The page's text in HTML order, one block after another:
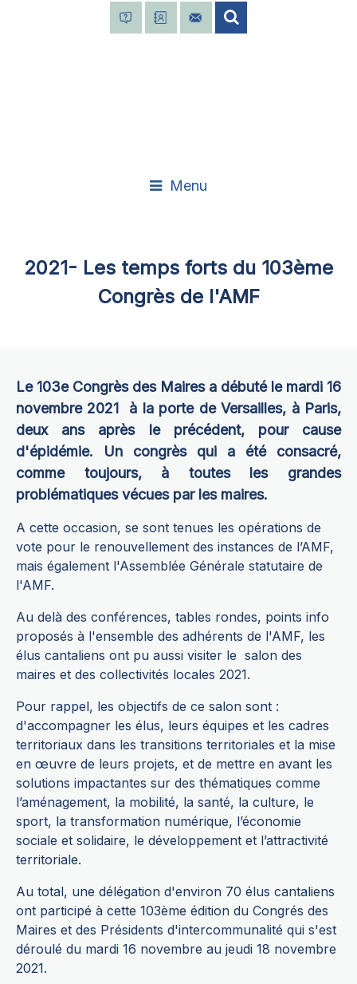
Menu
2021- Les temps forts du 103ème
Congrès de l'AMF
Le 103e Congrès des Maires a débuté le mardi 16
novembre 2021 à la porte de Versailles, à Paris,
deux ans après le précédent, pour cause
d'épidémie. Un congrès qui a été consacré,
comme toujours, à toutes les grandes
problématiques vécues par les maires.
A cette occasion, se sont tenues les opérations de
vote pour le renouvellement des instances de l’AMF,
mais également l'Assemblée Générale statutaire de
l'AMF.
Au delà des conférences, tables rondes, points info
proposés à l'ensemble des adhérents de l'AMF, les
élus cantaliens ont pu aussi visiter le salon des
maires et des collectivités locales 2021.
Pour rappel, les objectifs de ce salon sont :
d'accompagner les élus, leurs équipes et les cadres
territoriaux dans les transitions territoriales et la mise
en œuvre de leurs projets, et de mettre en avant les
solutions impactantes sur des thématiques comme
l’aménagement, la mobilité, la santé, la culture, le
sport, la transformation numérique, l’économie
sociale et solidaire, le développement et l’attractivité
territoriale.
Au total, une délégation d'environ 70 élus cantaliens
ont participé à cette 103ème édition du Congrés des
Maires et des Présidents d'intercommunalité qui s'est
déroulé du mardi 16 novembre au jeudi 18 novembre
2021.